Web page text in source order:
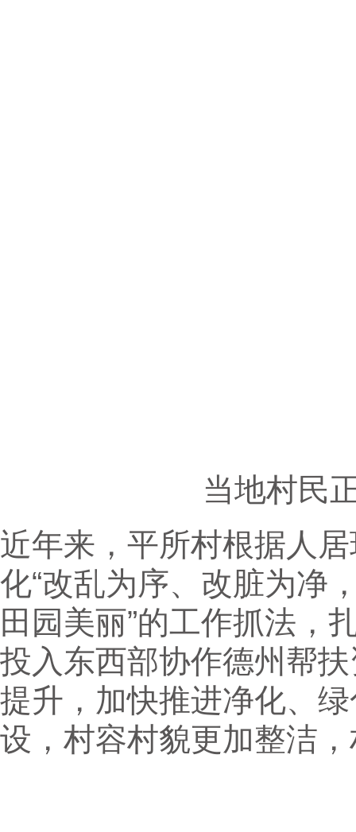
当地村民
近年来，平所村根据人
化“改乱为序、改脏为净
田园美丽”的工作抓法，
投入东西部协作德州帮
提升，加快推进净化、
设，村容村貌更加整洁